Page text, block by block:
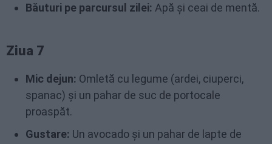
Băuturi pe parcursul zilei: Apă și ceai de mentă.
Ziua 7
Mic dejun: Omletă cu legume (ardei, ciuperci,
spanac) și un pahar de suc de portocale
proaspăt.
Gustare: Un avocado și un pahar de lapte de